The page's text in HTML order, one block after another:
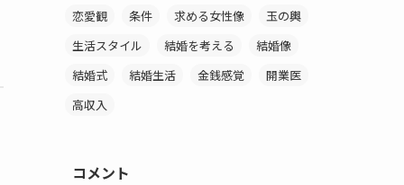
恋愛観
条件 求める女性像
玉の輿
生活スタイル
結婚を考える
結婚像
結婚式
結婚生活 金銭感覚
開業医
高収入
コメント